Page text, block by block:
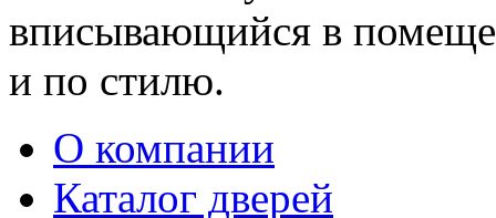
вписывающийся в
и по стилю.
О компании
Каталог дверей